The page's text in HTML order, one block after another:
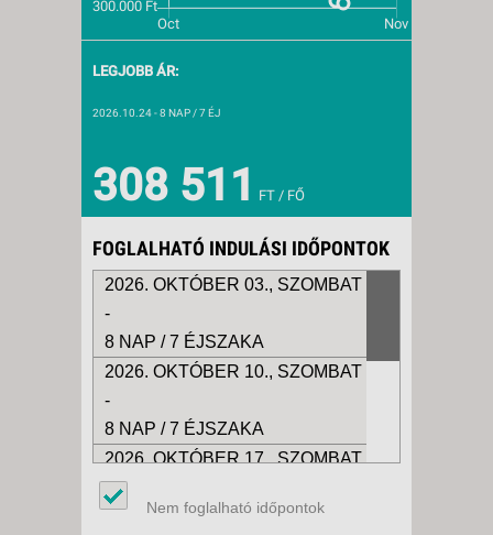
LEGJOBB ÁR:
2026.10.24- 8 NAP / 7 ÉJ
308 511 FT / FŐ
FOGLALHATÓ INDULÁSI IDŐPONTOK
2026. OKTÓBER 03., SZOMBAT
-
8 NAP / 7 ÉJSZAKA
2026. OKTÓBER 10., SZOMBAT
-
8 NAP / 7 ÉJSZAKA
2026. OKTÓBER 17., SZOMBAT
-
8 NAP / 7 ÉJSZAKA
Nem foglalható időpontok